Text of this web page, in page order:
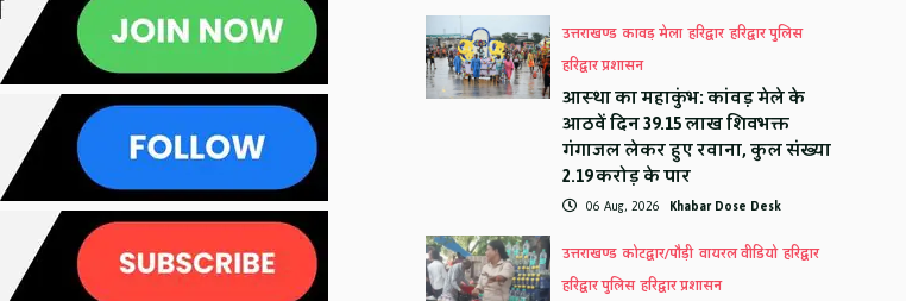
उत्तराखण्ड कावड़ मेला हरिद्वार हरिद्वार पुलिस
हरिद्वार प्रशासन
आस्था का महाकुंभ: कांवड़ मेले के
आठवें दिन 39.15 लाख शिवभक्त
गंगाजल लेकर हुए रवाना, कुल संख्या
2.19 करोड़ के पार
06 Aug, 2026 Khabar Dose Desk
उत्तराखण्ड कोटद्वार/पौड़ी वायरल वीडियो हरिद्वार
हरिद्वार पुलिस हरिद्वार प्रशासन